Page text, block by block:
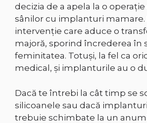
decizia de a apela la o
sânilor cu implanturi mamare.
intervenție care aduce o
majoră, sporind încrederea în
feminitatea. Totuși, la fel ca
medical, și implanturile au o
Dacă te întrebi la cât timp se
silicoanele sau dacă
trebuie schimbate la un